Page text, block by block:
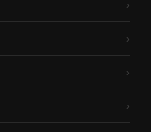
›
›
›
›